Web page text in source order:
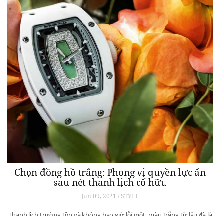
Chọn đồng hồ trắng: Phong vị quyền lực ẩn
sau nét thanh lịch cố hữu
Jun 09, 2021 / STYLE